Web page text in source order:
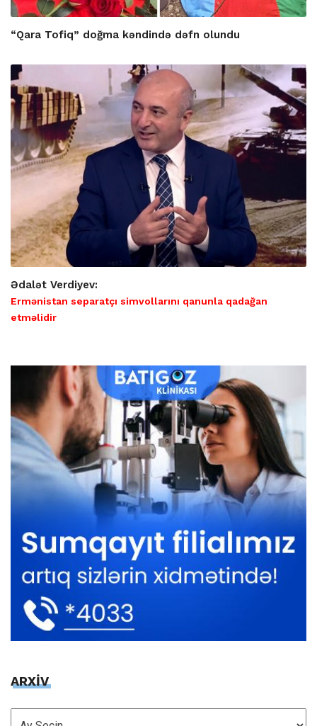
“Qara Tofiq” doğma kəndində dəfn olundu
Ədalət Verdiyev:
Ermənistan separatçı simvollarını qanunla qadağan
etməlidir
ARXİV
ARXİV